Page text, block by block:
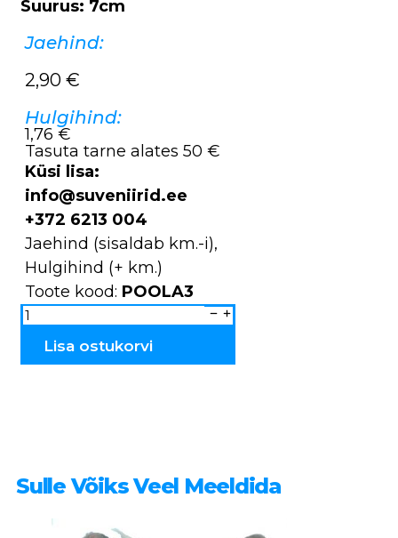
Suurus: 7cm
Jaehind:
2,90 €
Hulgihind:
1,76 €
Tasuta tarne alates 50 €
Küsi lisa:
info@suveniirid.ee
+372 6213 004
Jaehind (sisaldab km.-i),
Hulgihind (+ km.)
Toote kood: POOLA3
Võtmehoidja
pärlitega
pehme
kogusLisa ostukorvi
Sulle Võiks Veel Meeldida